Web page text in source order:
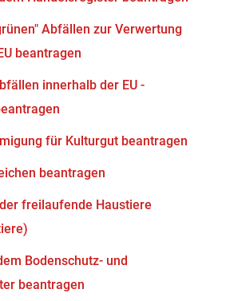
Abfällen zur Verwertung
beantragen
innerhalb der EU -
für Kulturgut beantragen
beantragen
freilaufende Haustiere
Bodenschutz- und
beantragen